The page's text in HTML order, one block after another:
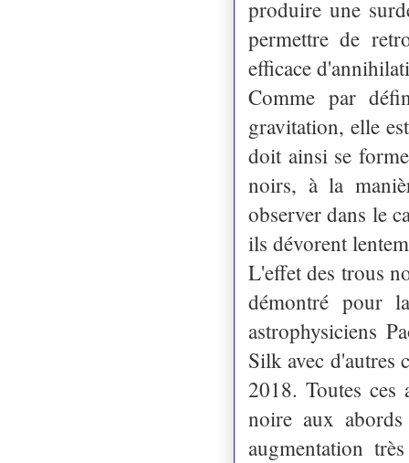
produire une
permettre de
efficace
Comme par
gravitation, elle
doit ainsi se
noirs, à la
observer dans le
ils dévorent
L'effet des trous
démontré pour
astrophysiciens
Silk avec d'autres
2018. Toutes ces
noire aux
augmentation